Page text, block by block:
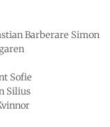
Barberare Simon
Sofie
Silius